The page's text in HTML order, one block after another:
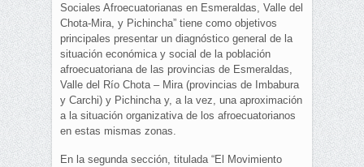
Sociales Afroecuatorianas en Esmeraldas, Valle del
Chota-Mira, y Pichincha” tiene como objetivos
principales presentar un diagnóstico general de la
situación económica y social de la población
afroecuatoriana de las provincias de Esmeraldas,
Valle del Río Chota – Mira (provincias de Imbabura
y Carchi) y Pichincha y, a la vez, una aproximación
a la situación organizativa de los afroecuatorianos
en estas mismas zonas.
En la segunda sección, titulada “El Movimiento